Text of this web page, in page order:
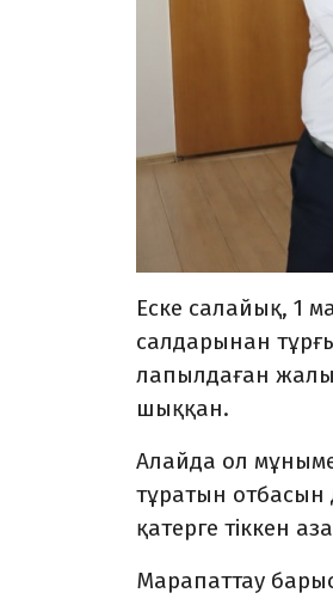
Еске салайық, 1
салдарынан
лапылдаған
шыққан.
Алайда ол
тұратын отбасын
қатерге тіккен
Марапаттау